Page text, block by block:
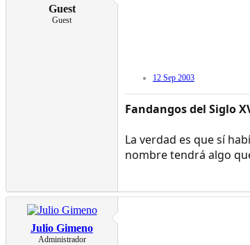
Guest
Guest
12 Sep 2003
Fandangos del Siglo
La verdad es que sí
nombre tendrá algo
Julio Gimeno
Administrador